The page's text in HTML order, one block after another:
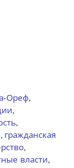
Ореф,
,
,
, гражданская
,
власти,